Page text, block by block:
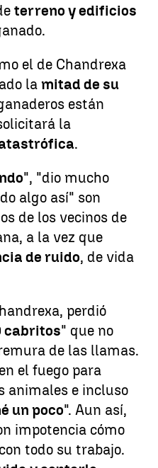
terreno y edificios
el de Chandrexa
la mitad de su
están
la
.
", "dio mucho
algo así" son
de los vecinos de
a la vez que
de ruido, de vida
perdió
cabritos" que no
de las llamas.
el fuego para
animales e incluso
un poco". Aun así,
impotencia cómo
todo su trabajo.